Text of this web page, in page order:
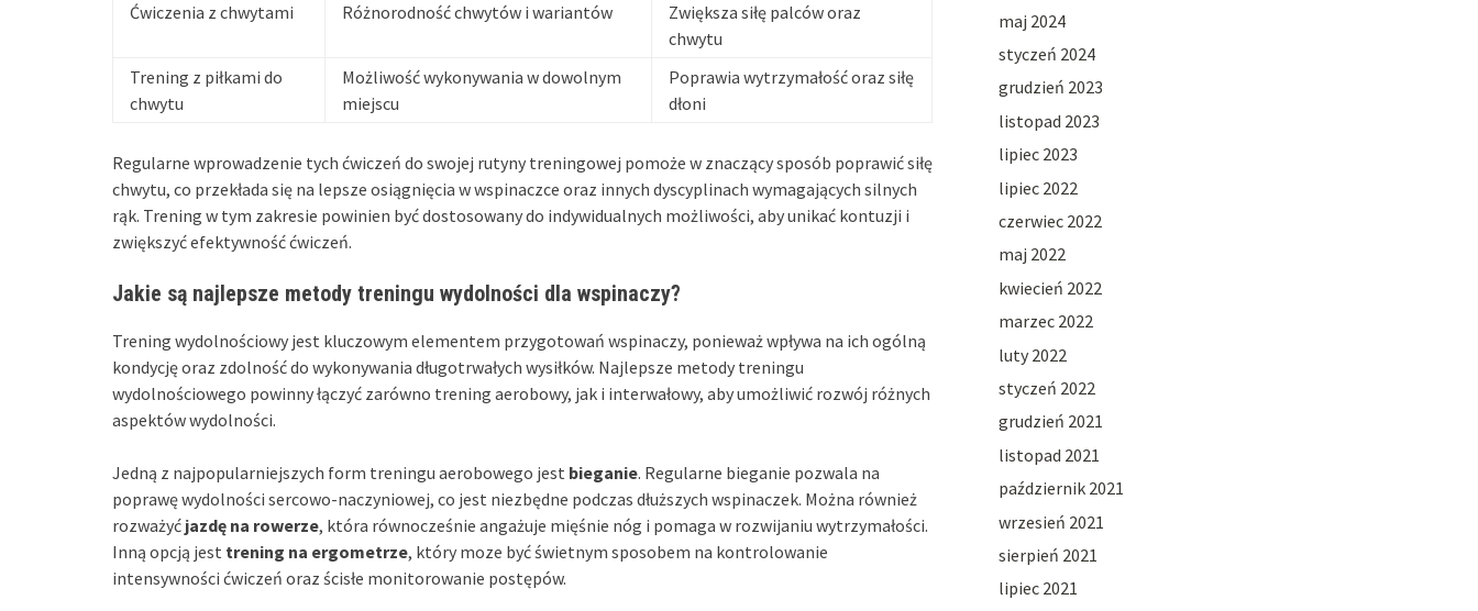
Ćwiczenia z chwytami
Różnorodność chwytów i wariantów
Zwiększa siłę palców oraz
chwytu
Trening z piłkami do
chwytu
Możliwość wykonywania w dowolnym
miejscu
Poprawia wytrzymałość oraz siłę
dłoni
Regularne wprowadzenie tych ćwiczeń do swojej rutyny treningowej pomoże w znaczący sposób poprawić siłę
chwytu, co przekłada się na lepsze osiągnięcia w wspinaczce oraz innych dyscyplinach wymagających silnych
rąk. Trening w tym zakresie powinien być dostosowany do indywidualnych możliwości, aby unikać kontuzji i
zwiększyć efektywność ćwiczeń.
Jakie są najlepsze metody treningu wydolności dla wspinaczy?
Trening wydolnościowy jest kluczowym elementem przygotowań wspinaczy, ponieważ wpływa na ich ogólną
kondycję oraz zdolność do wykonywania długotrwałych wysiłków. Najlepsze metody treningu
wydolnościowego powinny łączyć zarówno trening aerobowy, jak i interwałowy, aby umożliwić rozwój różnych
aspektów wydolności.
Jedną z najpopularniejszych form treningu aerobowego jest bieganie. Regularne bieganie pozwala na
poprawę wydolności sercowo-naczyniowej, co jest niezbędne podczas dłuższych wspinaczek. Można również
rozważyć jazdę na rowerze, która równocześnie angażuje mięśnie nóg i pomaga w rozwijaniu wytrzymałości.
Inną opcją jest trening na ergometrze, który moze być świetnym sposobem na kontrolowanie
intensywności ćwiczeń oraz ścisłe monitorowanie postępów.
maj 2024
styczeń 2024
grudzień 2023
listopad 2023
lipiec 2023
lipiec 2022
czerwiec 2022
maj 2022
kwiecień 2022
marzec 2022
luty 2022
styczeń 2022
grudzień 2021
listopad 2021
październik 2021
wrzesień 2021
sierpień 2021
lipiec 2021